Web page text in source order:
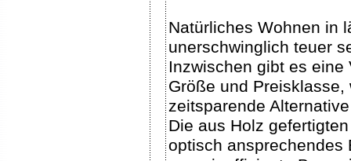
Natürliches Wohnen in
unerschwinglich teuer
Inzwischen gibt es
Größe und
zeitsparende
Die aus Holz
optisch ansprechendes